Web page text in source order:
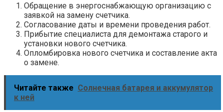
Обращение в энергоснабжающую организацию с
заявкой на замену счетчика.
Согласование даты и времени проведения работ.
Прибытие специалиста для демонтажа старого и
установки нового счетчика.
Опломбировка нового счетчика и составление акта
о замене.
Читайте также Солнечная батарея и аккумулятор
к ней